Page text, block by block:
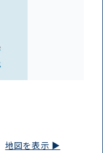
地図を表示 ▶︎